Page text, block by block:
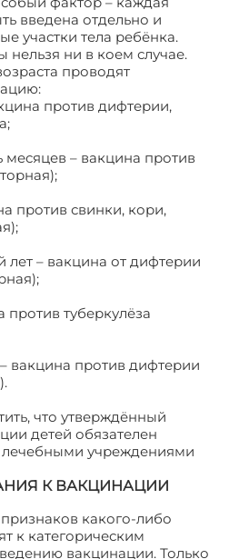
введена отдельно и
участки тела ребёнка.
ни в коем случае.
проводят
против дифтерии,
месяцев – вакцина против
против свинки, кори,
лет – вакцина от дифтерии
против туберкулёза
вакцина против дифтерии
что утверждённый
детей обязателен
учреждениями
К ВАКЦИНАЦИИ
какого-либо
к категорическим
вакцинации. Только